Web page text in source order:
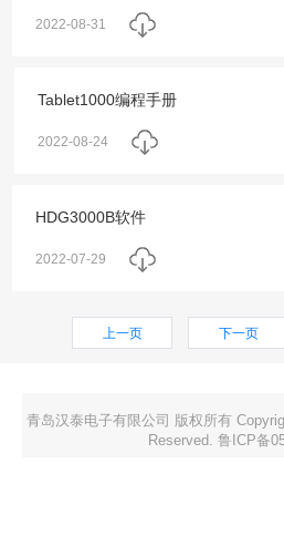
2022-08-31
Tablet1000编程手册
2022-08-24
HDG3000B软件
2022-07-29
上一页 下一页
青岛汉泰电子有限公司 版权所有
Reserved. 鲁ICP备